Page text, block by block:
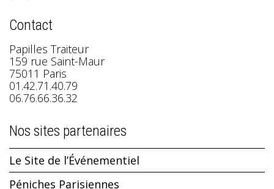
Contact
Papilles Traiteur
159 rue Saint-Maur
75011 Paris
01.42.71.40.79
06.76.66.36.32
Nos sites partenaires
Le Site de l’Événementiel
Péniches Parisiennes